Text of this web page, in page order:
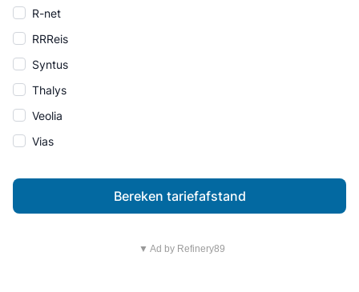
R-net
RRReis
Syntus
Thalys
Veolia
Vias
Bereken tariefafstand
▼ Ad by Refinery89